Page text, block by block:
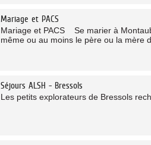
Mariage et PACS
Mariage et PACS Se marier à
même ou au moins le père ou la mère
Séjours ALSH - Bressols
Les petits explorateurs de Bressols